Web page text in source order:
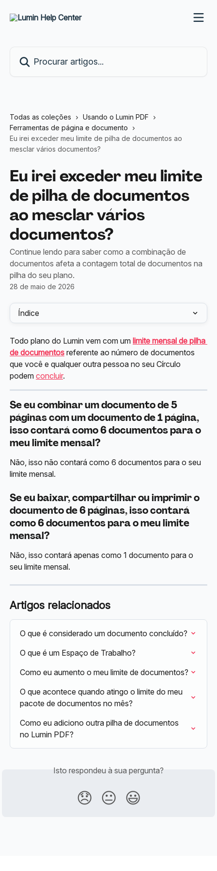
Todas as coleções
Usando o Lumin PDF
Ferramentas de página e documento
Eu irei exceder meu limite de pilha de documentos ao
mesclar vários documentos?
Eu irei exceder meu limite
de pilha de documentos
ao mesclar vários
documentos?
Continue lendo para saber como a combinação de
documentos afeta a contagem total de documentos na
pilha do seu plano.
28 de maio de 2026
Índice
Todo plano do Lumin vem com um limite mensal de pilha
de documentos referente ao número de documentos
que você e qualquer outra pessoa no seu Círculo
podem concluir.
Se eu combinar um documento de 5
páginas com um documento de 1 página,
isso contará como 6 documentos para o
meu limite mensal?
Não, isso não contará como 6 documentos para o seu
limite mensal.
Se eu baixar, compartilhar ou imprimir o
documento de 6 páginas, isso contará
como 6 documentos para o meu limite
mensal?
Não, isso contará apenas como 1 documento para o
seu limite mensal.
Artigos relacionados
O que é considerado um documento concluído?
O que é um Espaço de Trabalho?
Como eu aumento o meu limite de documentos?
O que acontece quando atingo o limite do meu
pacote de documentos no mês?
Como eu adiciono outra pilha de documentos
no Lumin PDF?
Isto respondeu à sua pergunta?
😞 😐 😃